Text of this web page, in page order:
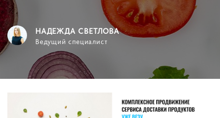
НАДЕЖДА СВЕТЛОВА
Ведущий специалист